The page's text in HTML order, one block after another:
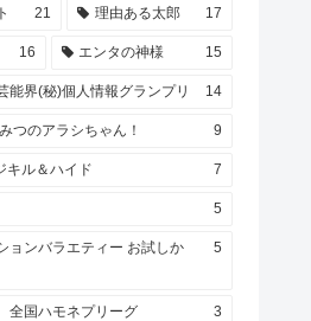
21 理由ある太郎 17
16 エンタの神様 15
能界(秘)個人情報グランプリ 14
つのアラシちゃん！ 9
キル＆ハイド 7
5
ョンバラエティー お試しか
5
国ハモネプリーグ 3